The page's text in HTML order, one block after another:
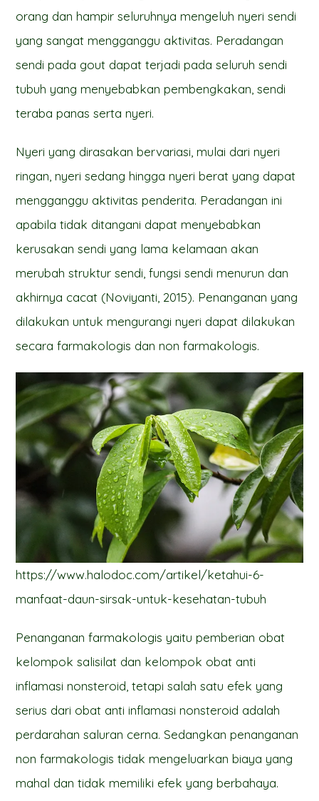
orang dan hampir seluruhnya mengeluh nyeri sendi
yang sangat mengganggu aktivitas. Peradangan
sendi pada gout dapat terjadi pada seluruh sendi
tubuh yang menyebabkan pembengkakan, sendi
teraba panas serta nyeri.
Nyeri yang dirasakan bervariasi, mulai dari nyeri
ringan, nyeri sedang hingga nyeri berat yang dapat
mengganggu aktivitas penderita. Peradangan ini
apabila tidak ditangani dapat menyebabkan
kerusakan sendi yang lama kelamaan akan
merubah struktur sendi, fungsi sendi menurun dan
akhirnya cacat (Noviyanti, 2015). Penanganan yang
dilakukan untuk mengurangi nyeri dapat dilakukan
secara farmakologis dan non farmakologis.
https://www.halodoc.com/artikel/ketahui-6-
manfaat-daun-sirsak-untuk-kesehatan-tubuh
Penanganan farmakologis yaitu pemberian obat
kelompok salisilat dan kelompok obat anti
inflamasi nonsteroid, tetapi salah satu efek yang
serius dari obat anti inflamasi nonsteroid adalah
perdarahan saluran cerna. Sedangkan penanganan
non farmakologis tidak mengeluarkan biaya yang
mahal dan tidak memiliki efek yang berbahaya.